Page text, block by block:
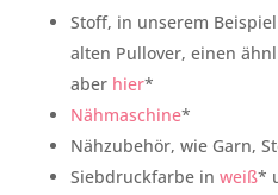
Stoff, in unserem
alten Pullover, einen
aber hier*
Nähmaschine*
Nähzubehör, wie Garn,
Siebdruckfarbe in weiß*